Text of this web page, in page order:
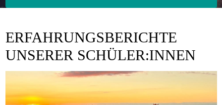
ERFAHRUNGSBERICHTE
UNSERER SCHÜLER:INNEN